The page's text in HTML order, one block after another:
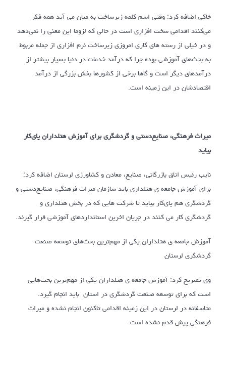
خاکی اضافه کرد: وقتی اسم کلمه زیرساخت به میان می آید همه فکر
می‌کنند اقدامی سخت افزاری است در حالی که لزوما این معنی را نمی‌دهد
و در خیلی از رسته های کاری امروزی زیرساخت نرم افزاری از جمله مربوط
به بحث‌های آموزشی بوده چرا که درآمد خدمات در دنیا بسیار بیشتر از
درآمدهای دیگر است و گاها برخی از کشورها بخش بزرگی از درآمد
اقتصادشان در این زمینه است.
میراث فرهنگی، صنایع‌دستی و گردشگری برای آموزش هتلداران پای‌کار
بیاید
نایب رئیس اتاق بازرگانی، صنایع، معادن و کشاورزی لرستان اضافه کرد:
برای آموزش جامعه ی هتلداری باید سازمان میراث فرهنگی، صنایع‌دستی و
گردشگری هم پای‌کار بیاید تا شرکت هایی که در بخش هتلداری و
گردشگری کار می کنند در جریان اخرین استانداردهای آموزشی قرار گیرند.
آموزش جامعه ی هتلداران یکی از مهم‌ترین بحث‌های توسعه صنعت
گردشگری لرستان
وی تصریح کرد: آموزش جامعه ی هتلداران یکی از مهم‌ترین بحث‌هایی
است که برای توسعه صنعت گردشگری در استان باید انجام گیرد.
متاسفانه در لرستان در این زمینه اقدامی تاکنون انجام نشده و میراث
فرهنگی پیش قدم نشده است.